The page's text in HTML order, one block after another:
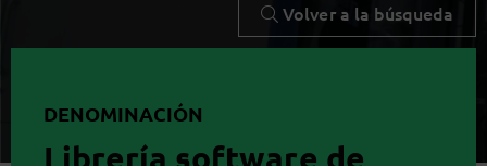
Volver a la búsqueda
DENOMINACIÓN
Librería software de